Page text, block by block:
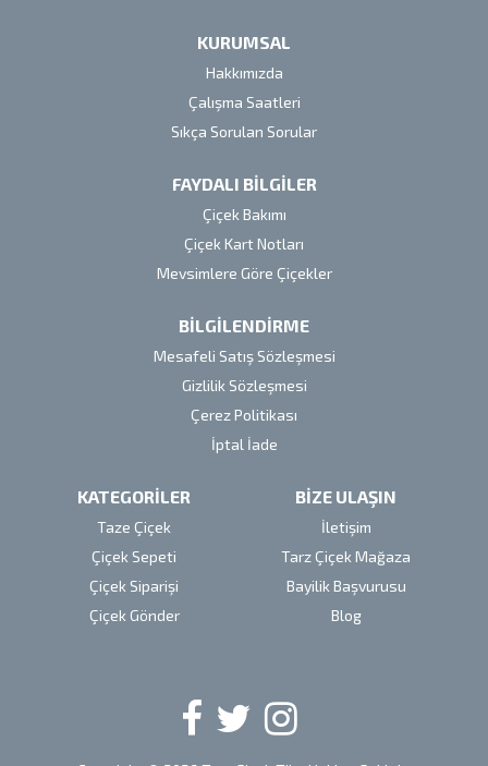
KURUMSAL
Hakkımızda
Çalışma Saatleri
Sıkça Sorulan Sorular
FAYDALI BİLGİLER
Çiçek Bakımı
Çiçek Kart Notları
Mevsimlere Göre Çiçekler
BİLGİLENDİRME
Mesafeli Satış Sözleşmesi
Gizlilik Sözleşmesi
Çerez Politikası
İptal İade
KATEGORİLER
Taze Çiçek
Çiçek Sepeti
Çiçek Siparişi
Çiçek Gönder
BİZE ULAŞIN
İletişim
Tarz Çiçek Mağaza
Bayilik Başvurusu
Blog